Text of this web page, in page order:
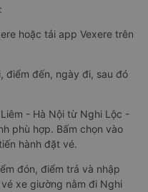
hoặc tải app Vexere trên
điểm đến, ngày đi, sau đó
- Hà Nội từ Nghi Lộc -
phù hợp. Bấm chọn vào
hành đặt vé.
đón, điểm trả và nhập
xe giường nằm đi Nghi